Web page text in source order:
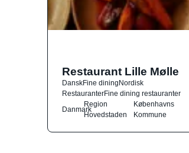
Restaurant Lille Mølle
DanskFine diningNordisk
RestauranterFine dining restauranter
Danmark
Region
Hovedstaden
Københavns
Kommune